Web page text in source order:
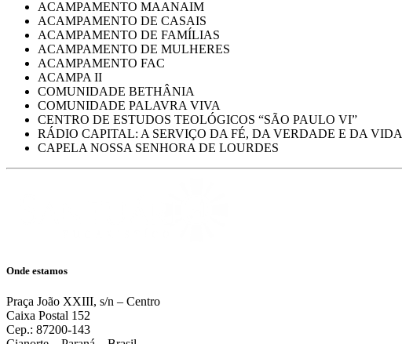
ACAMPAMENTO MAANAIM
ACAMPAMENTO DE CASAIS
ACAMPAMENTO DE FAMÍLIAS
ACAMPAMENTO DE MULHERES
ACAMPAMENTO FAC
ACAMPA II
COMUNIDADE BETHÂNIA
COMUNIDADE PALAVRA VIVA
CENTRO DE ESTUDOS TEOLÓGICOS “SÃO PAULO VI”
RÁDIO CAPITAL: A SERVIÇO DA FÉ, DA VERDADE E DA VIDA
CAPELA NOSSA SENHORA DE LOURDES
Onde estamos
Praça João XXIII, s/n – Centro
Caixa Postal 152
Cep.: 87200-143